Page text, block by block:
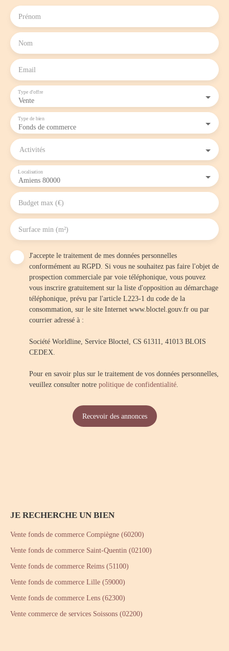
Prénom
Nom
Email
Vente
Type d'offre
Fonds de commerce
Type de bien
Activités
Amiens 80000
Localisation
Budget max (€)
Surface min (m²)
J'accepte le traitement de mes données personnelles
conformément au RGPD. Si vous ne souhaitez pas faire l'objet de
prospection commerciale par voie téléphonique, vous pouvez
vous inscrire gratuitement sur la liste d'opposition au démarchage
téléphonique, prévu par l'article L223-1 du code de la
consommation, sur le site Internet www.bloctel.gouv.fr ou par
courrier adressé à :
Société Worldline, Service Bloctel, CS 61311, 41013 BLOIS
CEDEX.
Pour en savoir plus sur le traitement de vos données personnelles,
veuillez consulter notre politique de confidentialité.
Recevoir des annonces
JE RECHERCHE UN BIEN
Vente fonds de commerce Compiègne (60200)
Vente fonds de commerce Saint-Quentin (02100)
Vente fonds de commerce Reims (51100)
Vente fonds de commerce Lille (59000)
Vente fonds de commerce Lens (62300)
Vente commerce de services Soissons (02200)